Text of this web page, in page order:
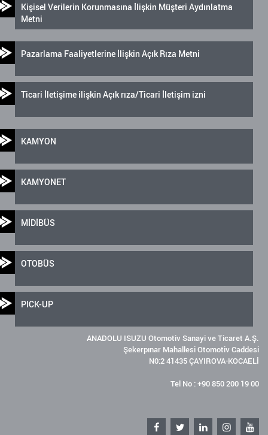
Kişisel Verilerin Korunmasına İlişkin Müşteri Aydınlatma
Metni
Pazarlama Faaliyetlerine İlişkin Açık Rıza Metni
Ticari İletişime ilişkin Açık rıza/Ticari İletişim izni
KAMYON
KAMYONET
MİDİBÜS
OTOBÜS
PICK-UP
ANADOLU ISUZU Otomotiv Sanayi ve Ticaret A.Ş.
Şekerpınar Mahallesi Otomotiv Caddesi
N0:2 41435 ÇAYIROVA-KOCAELİ
Tel No : +90 850 200 19 00